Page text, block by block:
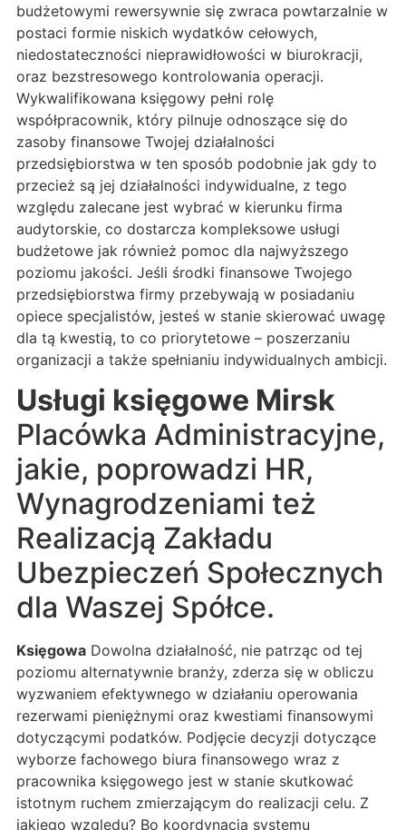
budżetowymi rewersywnie się zwraca powtarzalnie w
postaci formie niskich wydatków cełowych,
niedostateczności nieprawidłowości w biurokracji,
oraz bezstresowego kontrolowania operacji.
Wykwalifikowana księgowy pełni rolę
współpracownik, który pilnuje odnoszące się do
zasoby finansowe Twojej działalności
przedsiębiorstwa w ten sposób podobnie jak gdy to
przecież są jej działalności indywidualne, z tego
względu zalecane jest wybrać w kierunku firma
audytorskie, co dostarcza kompleksowe usługi
budżetowe jak również pomoc dla najwyższego
poziomu jakości. Jeśli środki finansowe Twojego
przedsiębiorstwa firmy przebywają w posiadaniu
opiece specjalistów, jesteś w stanie skierować uwagę
dla tą kwestią, to co priorytetowe – poszerzaniu
organizacji a także spełnianiu indywidualnych ambicji.
Usługi księgowe Mirsk
Placówka Administracyjne,
jakie, poprowadzi HR,
Wynagrodzeniami też
Realizacją Zakładu
Ubezpieczeń Społecznych
dla Waszej Spółce.
Księgowa Dowolna działalność, nie patrząc od tej
poziomu alternatywnie branży, zderza się w obliczu
wyzwaniem efektywnego w działaniu operowania
rezerwami pieniężnymi oraz kwestiami finansowymi
dotyczącymi podatków. Podjęcie decyzji dotyczące
wyborze fachowego biura finansowego wraz z
pracownika księgowego jest w stanie skutkować
istotnym ruchem zmierzającym do realizacji celu. Z
jakiego względu? Bo koordynacja systemu